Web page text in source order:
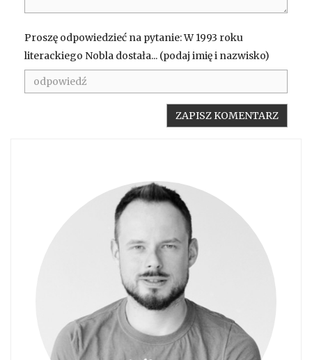
Proszę odpowiedzieć na pytanie: W 1993 roku
literackiego Nobla dostała... (podaj imię i nazwisko)